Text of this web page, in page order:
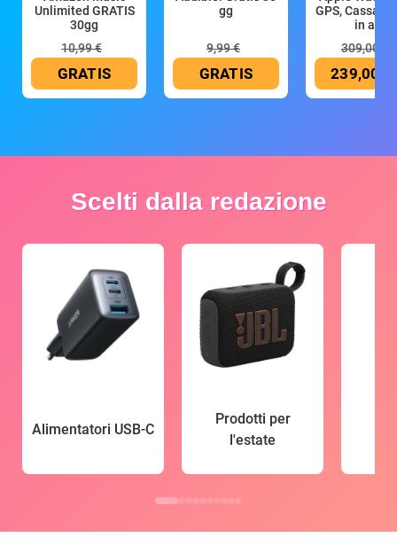
Unlimited GRATIS
30gg
10,99 €
GRATIS
gg
9,99 €
GRATIS
GPS, Cassa
in all
309,00 €
239,00 €
Scelti dalla redazione
Alimentatori USB-C
Prodotti per
l'estate